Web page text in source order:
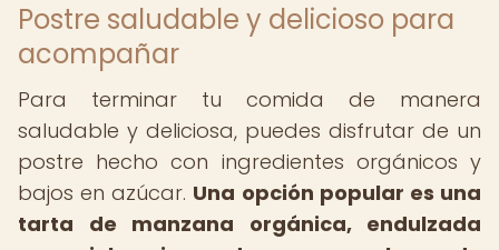
Postre saludable y delicioso para
acompañar
Para terminar tu comida de manera
saludable y deliciosa, puedes disfrutar de un
postre hecho con ingredientes orgánicos y
bajos en azúcar. Una opción popular es una
tarta de manzana orgánica, endulzada